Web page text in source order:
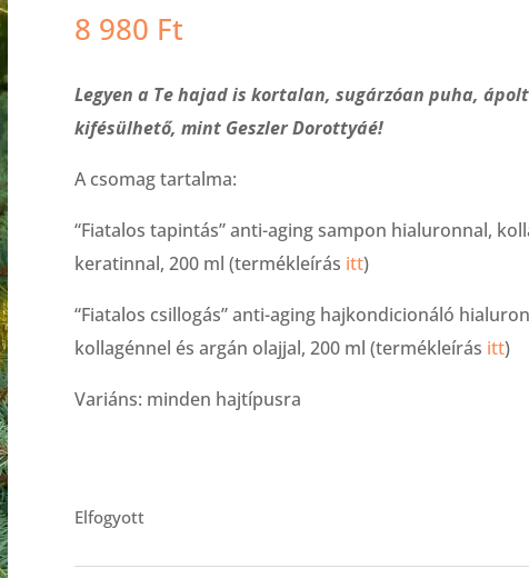
8 980 Ft
Legyen a Te hajad is kortalan, sugárzóan puha,
kifésülhető, mint Geszler Dorottyáé!
A csomag tartalma:
“Fiatalos tapintás” anti-aging sampon hialuronnal,
keratinnal, 200 ml (termékleírás itt)
“Fiatalos csillogás” anti-aging hajkondicionáló
kollagénnel és argán olajjal, 200 ml (termékleírás itt)
Variáns: minden hajtípusra
Elfogyott